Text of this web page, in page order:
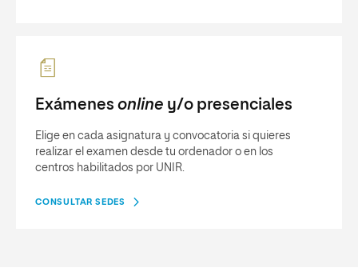
Exámenes online y/o presenciales
Elige en cada asignatura y convocatoria si quieres
realizar el examen desde tu ordenador o en los
centros habilitados por UNIR.
CONSULTAR SEDES